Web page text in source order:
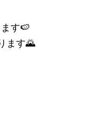
す🍉
ます🌄